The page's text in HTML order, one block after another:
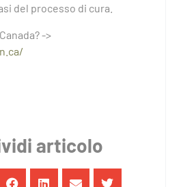
del processo di cura.
->
articolo